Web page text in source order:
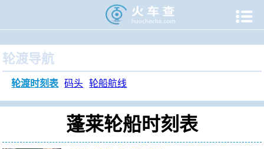

轮渡导航
轮渡时刻表 码头 轮船航线
蓬莱轮船时刻表